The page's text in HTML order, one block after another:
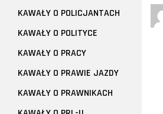
KAWAŁY O POLICJANTACH
KAWAŁY O POLITYCE
KAWAŁY O PRACY
KAWAŁY O PRAWIE JAZDY
KAWAŁY O PRAWNIKACH